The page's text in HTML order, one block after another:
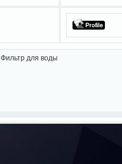
Фильтр для воды